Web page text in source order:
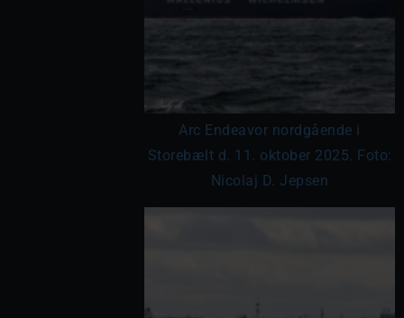
Arc Endeavor nordgående i
Storebælt d. 11. oktober 2025. Foto:
Nicolaj D. Jepsen